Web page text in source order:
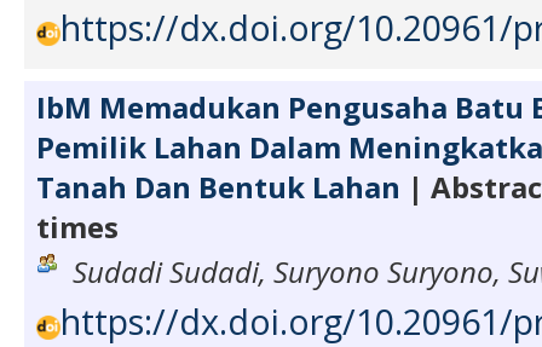
https://dx.doi.org/10.20961/
IbM Memadukan Pengusaha Batu
Pemilik Lahan Dalam
Tanah Dan Bentuk Lahan |
times
Sudadi Sudadi, Suryono Suryono,
https://dx.doi.org/10.20961/